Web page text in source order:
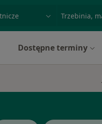
lub nazwisko
Dostępne terminy